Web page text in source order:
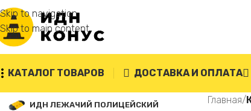
Skip to navigation
Skip to main content
КАТАЛОГ ТОВАРОВ ДОСТАВКА И ОПЛАТА
ИДН ЛЕЖАЧИЙ ПОЛИЦЕЙСКИЙ Главная/